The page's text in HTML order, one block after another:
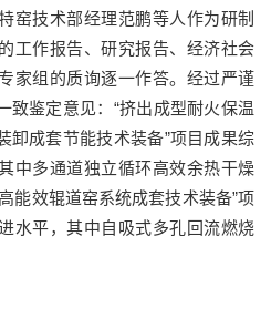
窑技术部经理范鹏等人作为研制
工作报告、研究报告、经济社会
家组的质询逐一作答。经过严谨
致鉴定意见：“挤出成型耐火保温
卸成套节能技术装备”项目成果综
中多通道独立循环高效余热干燥
能效辊道窑系统成套技术装备”项
水平，其中自吸式多孔回流燃烧